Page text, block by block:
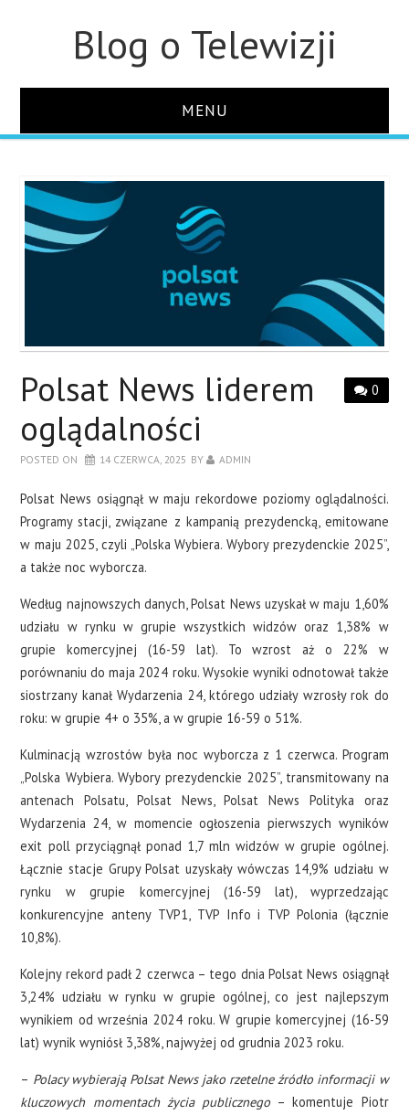
Blog o Telewizji
MENU
O STRONIE
0
Polsat News liderem
oglądalności
POSTED ON 14 CZERWCA, 2025 BY ADMIN
Polsat News osiągnął w maju rekordowe poziomy oglądalności.
Programy stacji, związane z kampanią prezydencką, emitowane
w maju 2025, czyli „Polska Wybiera. Wybory prezydenckie 2025”,
a także noc wyborcza.
Według najnowszych danych, Polsat News uzyskał w maju 1,60%
udziału w rynku w grupie wszystkich widzów oraz 1,38% w
grupie komercyjnej (16-59 lat). To wzrost aż o 22% w
porównaniu do maja 2024 roku. Wysokie wyniki odnotował także
siostrzany kanał Wydarzenia 24, którego udziały wzrosły rok do
roku: w grupie 4+ o 35%, a w grupie 16-59 o 51%.
Kulminacją wzrostów była noc wyborcza z 1 czerwca. Program
„Polska Wybiera. Wybory prezydenckie 2025”, transmitowany na
antenach Polsatu, Polsat News, Polsat News Polityka oraz
Wydarzenia 24, w momencie ogłoszenia pierwszych wyników
exit poll przyciągnął ponad 1,7 mln widzów w grupie ogólnej.
Łącznie stacje Grupy Polsat uzyskały wówczas 14,9% udziału w
rynku w grupie komercyjnej (16-59 lat), wyprzedzając
konkurencyjne anteny TVP1, TVP Info i TVP Polonia (łącznie
10,8%).
Kolejny rekord padł 2 czerwca – tego dnia Polsat News osiągnął
3,24% udziału w rynku w grupie ogólnej, co jest najlepszym
wynikiem od września 2024 roku. W grupie komercyjnej (16-59
lat) wynik wyniósł 3,38%, najwyżej od grudnia 2023 roku.
– Polacy wybierają Polsat News jako rzetelne źródło informacji w
kluczowych momentach życia publicznego – komentuje Piotr